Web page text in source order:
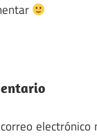
electrónico